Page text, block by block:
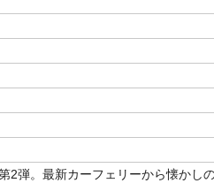
2弾。最新カーフェリーから懐かし